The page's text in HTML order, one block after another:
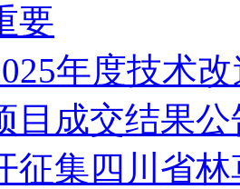
要
年度技术
目成交结果公
征集四川省